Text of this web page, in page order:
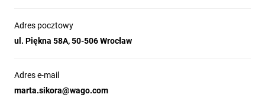
Adres pocztowy
ul. Piękna 58A, 50-506 Wrocław
Adres e-mail
marta.sikora@wago.com